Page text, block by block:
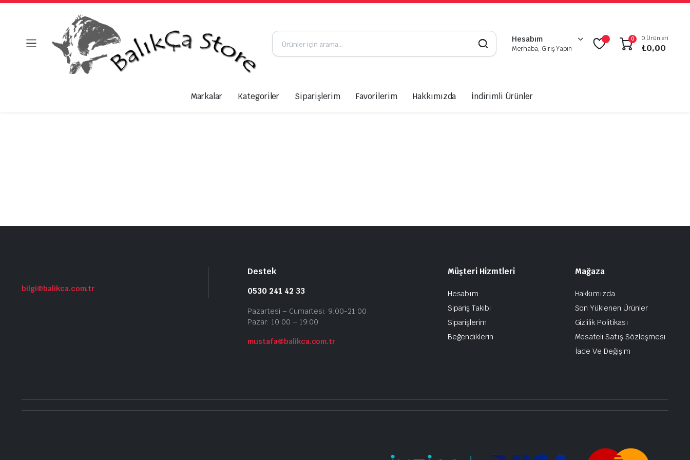
Hesabım
Merhaba, Giriş Yapın
0 0 Ürünleri
₺0,00
Markalar Kategoriler Siparişlerim Favorilerim Hakkımızda İndirimli Ürünler
bilgi@balikca.com.tr
Destek
0530 241 42 33
Pazartesi – Cumartesi: 9:00-21:00
Pazar: 10:00 – 19:00
mustafa@balikca.com.tr
Müşteri Hizmtleri
Hesabım
Sipariş Takibi
Siparişlerim
Beğendiklerin
Mağaza
Hakkımızda
Son Yüklenen Ürünler
Gizlilik Politikası
Mesafeli Satış Sözleşmesi
İade Ve Değişim